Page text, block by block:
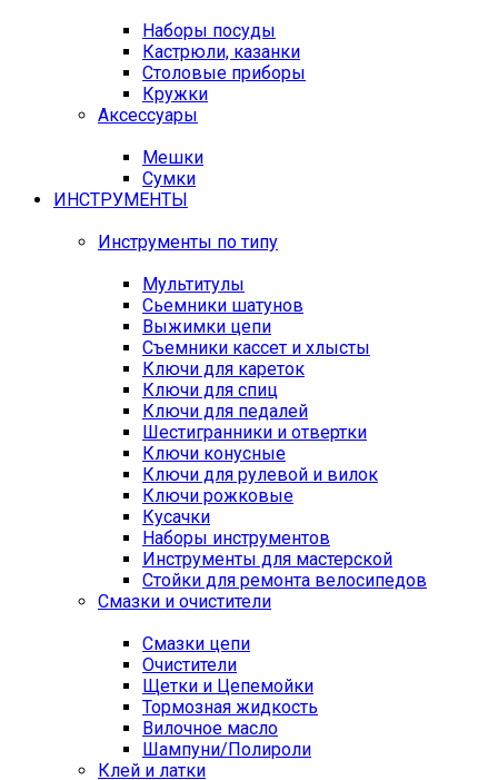
Наборы посуды
Кастрюли, казанки
Столовые приборы
Кружки
Аксессуары
Мешки
Сумки
ИНСТРУМЕНТЫ
Инструменты по типу
Мультитулы
Сьемники шатунов
Выжимки цепи
Съемники кассет и хлысты
Ключи для кареток
Ключи для спиц
Ключи для педалей
Шестигранники и отвертки
Ключи конусные
Ключи для рулевой и вилок
Ключи рожковые
Кусачки
Наборы инструментов
Инструменты для мастерской
Стойки для ремонта велосипедов
Смазки и очистители
Смазки цепи
Очистители
Щетки и Цепемойки
Тормозная жидкость
Вилочное масло
Шампуни/Полироли
Клей и латки